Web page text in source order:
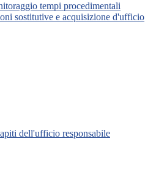
tempi procedimentali
sostitutive e acquisizione d'ufficio
dell'ufficio responsabile